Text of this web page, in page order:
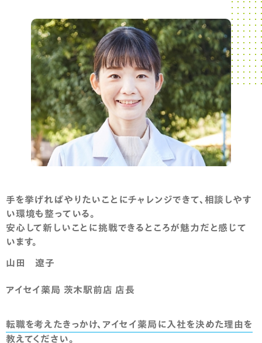
手を挙げればやりたいことにチャレンジできて、相談しやす
い環境も整っている。
安心して新しいことに挑戦できるところが魅力だと感じて
います。
山田 遼子
アイセイ薬局 茨木駅前店 店長
転職を考えたきっかけ、アイセイ薬局に入社を決めた理由を
教えてください。